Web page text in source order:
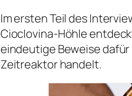
Im ersten Teil des
Cioclovina-Höhle
eindeutige Beweise
Zeitreaktor handelt.